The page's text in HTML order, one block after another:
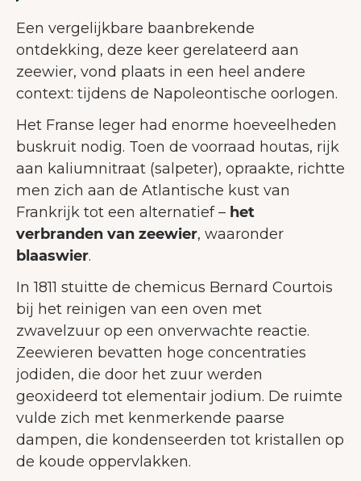
Een vergelijkbare baanbrekende
ontdekking, deze keer gerelateerd aan
zeewier, vond plaats in een heel andere
context: tijdens de Napoleontische oorlogen.
Het Franse leger had enorme hoeveelheden
buskruit nodig. Toen de voorraad houtas, rijk
aan kaliumnitraat (salpeter), opraakte, richtte
men zich aan de Atlantische kust van
Frankrijk tot een alternatief – het
verbranden van zeewier, waaronder
blaaswier.
In 1811 stuitte de chemicus Bernard Courtois
bij het reinigen van een oven met
zwavelzuur op een onverwachte reactie.
Zeewieren bevatten hoge concentraties
jodiden, die door het zuur werden
geoxideerd tot elementair jodium. De ruimte
vulde zich met kenmerkende paarse
dampen, die kondenseerden tot kristallen op
de koude oppervlakken.